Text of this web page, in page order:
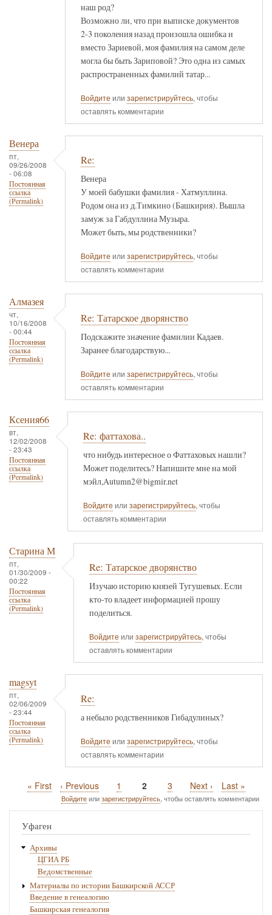
наш род?
Возможно ли, что при выписке документов
2-3 поколения назад произошла ошибка и
вместо Зариевой, моя фамилия на самом деле
могла бы быть Зариповой? Это одна из самых
распространенных фамилий татар...
Войдите или зарегистрируйтесь, чтобы
оставлять комментарии
Венера
пт,
09/26/2008
- 06:08
Постоянная
ссылка
(Permalink)
Re:
Венера
У моей бабушки фамилия - Хатмуллина.
Родом она из д.Тимкино (Башкирия). Вышла
замуж за Габдуллина Музыра.
Может быть, мы родственники?
Войдите или зарегистрируйтесь, чтобы
оставлять комментарии
Алмазея
чт,
10/16/2008
- 00:44
Постоянная
ссылка
(Permalink)
Re: Татарское дворянство
Подскажите значение фамилии Кадаев.
Заранее благодарствую...
Войдите или зарегистрируйтесь, чтобы
оставлять комментарии
Ксения66
вт,
12/02/2008
- 23:43
Постоянная
ссылка
(Permalink)
Re: фаттахова..
что нибудь интересное о Фаттаховых нашли?
Может поделитесь? Напишите мне на мой
мэйл,Autumn2@bigmir.net
Войдите или зарегистрируйтесь, чтобы
оставлять комментарии
Старина М
пт,
01/30/2009 -
00:22
Постоянная
ссылка
(Permalink)
Re: Татарское дворянство
Изучаю историю князей Тугушевых. Если
кто-то владеет информацией прошу
поделиться.
Войдите или зарегистрируйтесь, чтобы
оставлять комментарии
magsyt
пт,
02/06/2009
- 23:44
Постоянная
ссылка
(Permalink)
Re:
а небыло родственников Гибадулиных?
Войдите или зарегистрируйтесь, чтобы
оставлять комментарии
Нумерация
страниц
Первая
страница
« First
Предыдущая
страница
‹ Previous Page
1
Текущая
страница
2 Page
3
Следующая
страница
Next ›
Последняя
страница
Last »
Войдитеилизарегистрируйтесь, чтобы оставлять комментарии
Уфаген
Архивы
ЦГИА РБ
Ведомственные
Материалы по истории Башкирской АССР
Введение в генеалогию
Башкирская генеалогия